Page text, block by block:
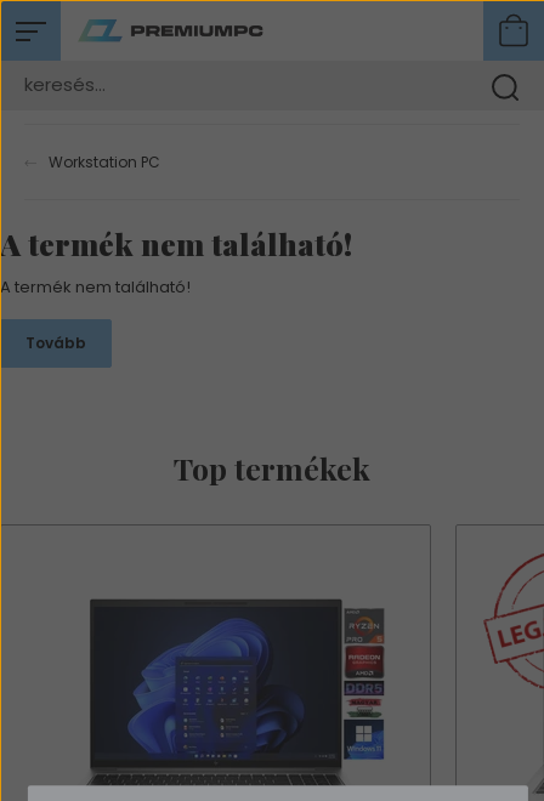
Workstation PC
A termék nem található!
A termék nem található!
Tovább
Top termékek